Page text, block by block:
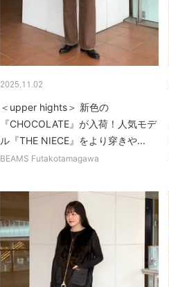
2025.11.02
＜upper hights＞ 新色の
『CHOCOLATE』が入荷！人気モデ
ル『THE NIECE』をより穿きや...
BEAMS Futakotamagawa